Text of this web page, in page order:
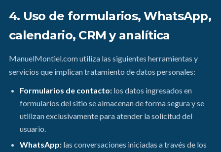
4. Uso de formularios, WhatsApp,
calendario, CRM y analítica
ManuelMontiel.com utiliza las siguientes herramientas y
servicios que implican tratamiento de datos personales:
Formularios de contacto: los datos ingresados en
formularios del sitio se almacenan de forma segura y se
utilizan exclusivamente para atender la solicitud del
usuario.
WhatsApp: las conversaciones iniciadas a través de los